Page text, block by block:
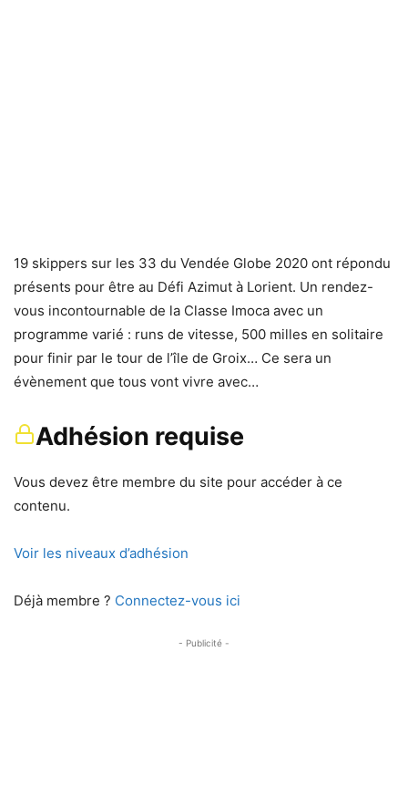
19 skippers sur les 33 du Vendée Globe 2020 ont répondu
présents pour être au Défi Azimut à Lorient. Un rendez-
vous incontournable de la Classe Imoca avec un
programme varié : runs de vitesse, 500 milles en solitaire
pour finir par le tour de l’île de Groix… Ce sera un
évènement que tous vont vivre avec…
Adhésion requise
Vous devez être membre du site pour accéder à ce
contenu.
Voir les niveaux d’adhésion
Déjà membre ? Connectez-vous ici
- Publicité -